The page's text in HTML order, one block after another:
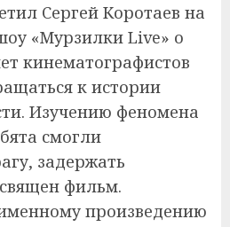
Сергей Коротаев на
«Мурзилки Live» о
кинематографистов
к истории
Изучению феномена
смогли
задержать
фильм.
произведению